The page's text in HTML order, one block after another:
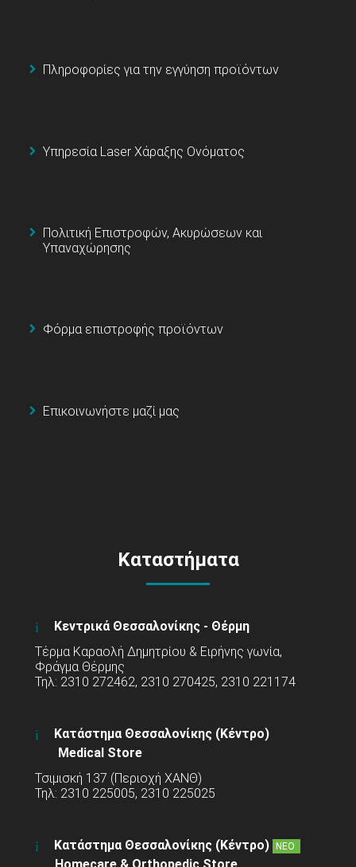
Πληροφορίες για την εγγύηση προϊόντων
Υπηρεσία Laser Χάραξης Ονόματος
Πολιτική Επιστροφών, Ακυρώσεων και
Υπαναχώρησης
Φόρμα επιστροφής προϊόντων
Επικοινωνήστε μαζί μας
Καταστήματα
Κεντρικά Θεσσαλονίκης - Θέρμη
Τέρμα Καραολή Δημητρίου & Ειρήνης γωνία,
Φράγμα Θέρμης
Τηλ: 2310 272462, 2310 270425, 2310 221174
Κατάστημα Θεσσαλονίκης (Κέντρο)
Medical Store
Τσιμισκή 137 (Περιοχή ΧΑΝΘ)
Τηλ: 2310 225005, 2310 225025
Κατάστημα Θεσσαλονίκης (Κέντρο) ΝΕΟ